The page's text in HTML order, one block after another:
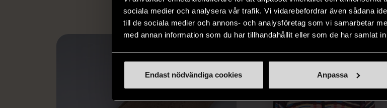
sociala medier och analysera vår trafik. Vi vidarebefordrar även sådana
till de sociala medier och annons- och analysföretag som vi samarbetar
med annan information som du har tillhandahållit eller som de har samlat
Endast nödvändiga cookies Anpassa
Hitta produkter som påminner